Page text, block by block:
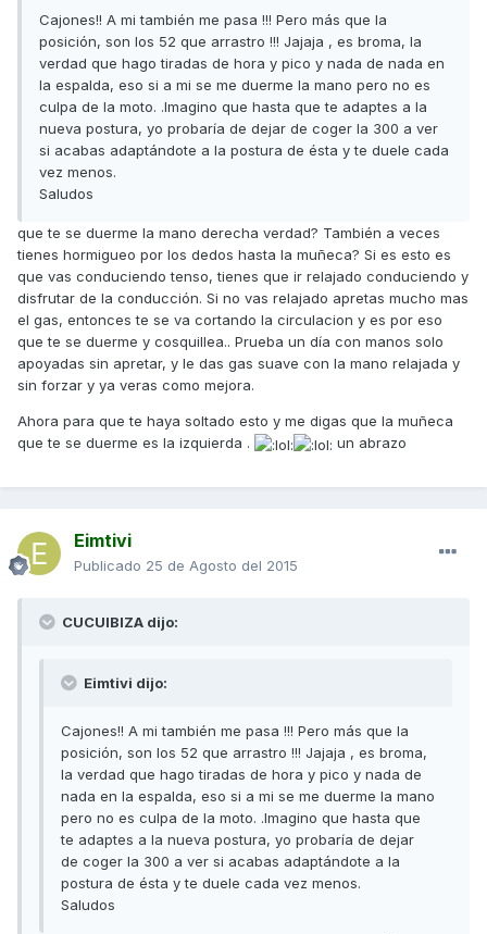
Cajones!! A mi también me pasa !!! Pero más que la
posición, son los 52 que arrastro !!! Jajaja , es broma, la
verdad que hago tiradas de hora y pico y nada de nada en
la espalda, eso si a mi se me duerme la mano pero no es
culpa de la moto. .Imagino que hasta que te adaptes a la
nueva postura, yo probaría de dejar de coger la 300 a ver
si acabas adaptándote a la postura de ésta y te duele cada
vez menos.
Saludos
que te se duerme la mano derecha verdad? También a veces
tienes hormigueo por los dedos hasta la muñeca? Si es esto es
que vas conduciendo tenso, tienes que ir relajado conduciendo y
disfrutar de la conducción. Si no vas relajado apretas mucho mas
el gas, entonces te se va cortando la circulacion y es por eso
que te se duerme y cosquillea.. Prueba un día con manos solo
apoyadas sin apretar, y le das gas suave con la mano relajada y
sin forzar y ya veras como mejora.
Ahora para que te haya soltado esto y me digas que la muñeca
que te se duerme es la izquierda .
un abrazo
Eimtivi
Publicado 25 de Agosto del 2015
CUCUIBIZA dijo:
Eimtivi dijo:
Cajones!! A mi también me pasa !!! Pero más que la
posición, son los 52 que arrastro !!! Jajaja , es broma,
la verdad que hago tiradas de hora y pico y nada de
nada en la espalda, eso si a mi se me duerme la mano
pero no es culpa de la moto. .Imagino que hasta que
te adaptes a la nueva postura, yo probaría de dejar
de coger la 300 a ver si acabas adaptándote a la
postura de ésta y te duele cada vez menos.
Saludos